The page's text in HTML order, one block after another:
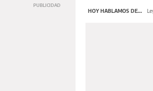
HOY HABLAMOS DE...